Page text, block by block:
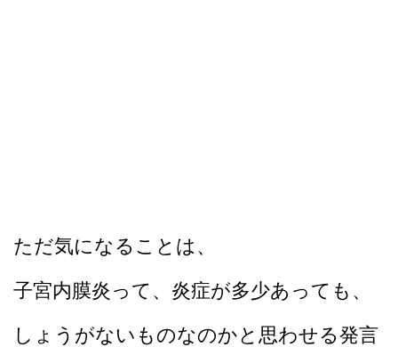
ただ気になることは、
子宮内膜炎って、炎症が多少あっても、
しょうがないものなのかと思わせる発言